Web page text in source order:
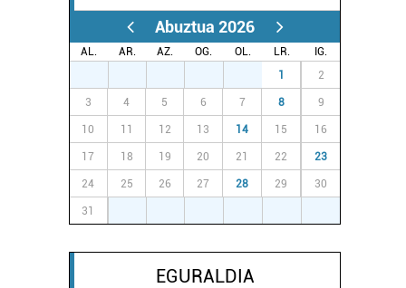
Abuztua 2026
AL. AR. AZ. OG. OL. LR.
IG.
1 2
3 4 5 6 7 8 9
10 11 12 13 14 15 16
17 18 19 20 21 22 23
24 25 26 27 28 29 30
31
EGURALDIA